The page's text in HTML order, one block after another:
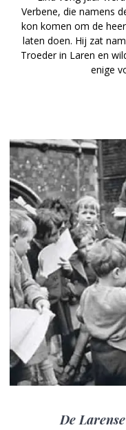
Verbene, die namens
kon komen om de
laten doen. Hij zat
Troeder in Laren en
enige
De